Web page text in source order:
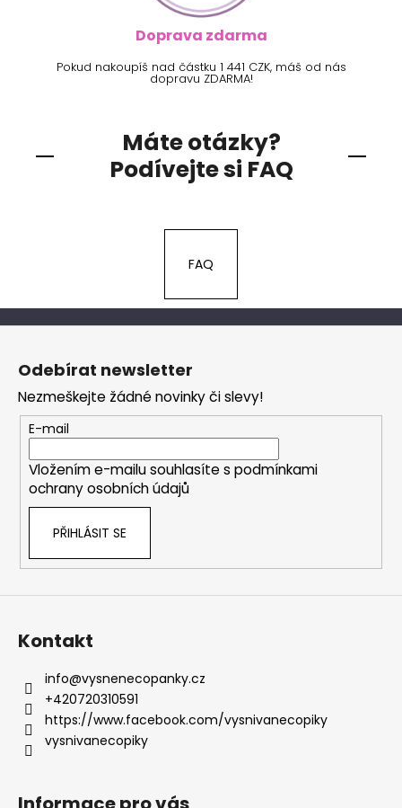
Doprava zdarma
Pokud nakoupíš nad částku 1 441 CZK, máš od nás
dopravu ZDARMA!
Máte otázky?
Podívejte si FAQ
FAQ
Z
Odebírat newsletter
Nezmeškejte žádné novinky či slevy!
E-mail
Vložením e-mailu souhlasíte s podmínkami
ochrany osobních údajů
PŘIHLÁSIT SE
Kontakt
info@vysnenecopanky.cz
+420720310591
https://www.facebook.com/vysnivanecopiky
vysnivanecopiky